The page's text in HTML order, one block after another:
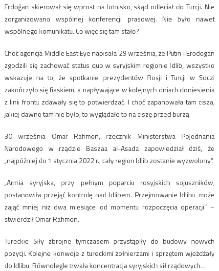
Erdoğan skierował się wprost na lotnisko, skąd odleciał do Turcji. Nie
zorganizowano wspólnej konferencji prasowej. Nie było nawet
wspólnego komunikatu. Co więc się tam stało?
Choć agencja Middle East Eye napisała 29 września, że Putin i Erodogan
zgodzili się zachować status quo w syryjskim regionie Idlib, wszystko
wskazuje na to, że spotkanie prezydentów Rosji i Turcji w Soczi
zakończyło się fiaskiem, a napływające w kolejnych dniach doniesienia
z linii frontu zdawały się to potwierdzać. I choć zapanowała tam cisza,
jakiej dawno tam nie było, to wyglądało to na ciszę przed burzą.
30 września Omar Rahmon, rzecznik Ministerstwa Pojednania
Narodowego w rządzie Baszaa al-Asada zapowiedział dziś, że
„najpóźniej do 1 stycznia 2022 r., cały region Idlib zostanie wyzwolony”.
„Armia syryjska, przy pełnym poparciu rosyjskich sojuszników,
postanowiła przejąć kontrolę nad Idlibem. Przejmowanie Idlibu może
zająć mniej niż dwa miesiące od momentu rozpoczęcia operacji” –
stwierdził Omar Rahmon.
Tureckie Siły zbrojne tymczasem przystąpiły do budowy nowych
pozycji. Kolejne konwoje z tureckimi żołnierzami i sprzętem wjeżdżały
do Idlibu. Równolegle trwała koncentracja syryjskich sił rządowych…